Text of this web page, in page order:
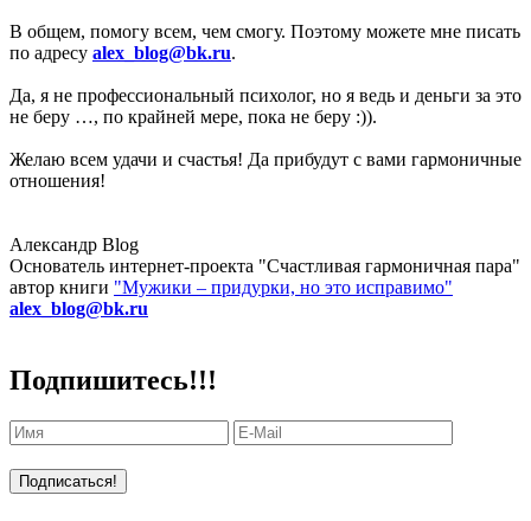
В общем, помогу всем, чем смогу. Поэтому можете мне писать
по адресу alex_blog@bk.ru.
Да, я не профессиональный психолог, но я ведь и деньги за это
не беру …, по крайней мере, пока не беру :)).
Желаю всем удачи и счастья! Да прибудут с вами гармоничные
отношения!
Александр Blog
Основатель интернет-проекта "Счастливая гармоничная пара"
автор книги "Мужики – придурки, но это исправимо"
alex_blog@bk.ru
Подпишитесь!!!